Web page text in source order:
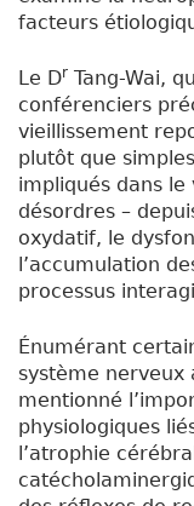
facteurs
Le Dr Tang-Wai,
conférenciers
vieillissement
plutôt que
impliqués dans
désordres –
oxydatif, le
l’accumulation
processus
Énumérant
système nerveux
mentionné
physiologiques
l’atrophie